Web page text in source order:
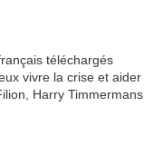
Timmermans